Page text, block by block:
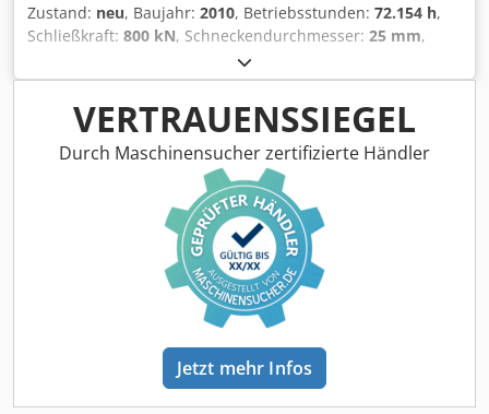
Zustand: neu, Baujahr: 2010, Betriebsstunden: 72.154 h,
Schließkraft: 800 kN, Schneckendurchmesser: 25 mm,
, ARBURG Allrounder 900 T 800-150
Lager-Nr.: 503576 Hersteller: ARBURG Typ: Allrounder 900
T 800-150 Steuerung: Baujahr: 2010 Betriebsstunden:
72154 h Technische Daten Schliessseite Schließkraft: 800
kN Holmmass h x v: 900 x 900 mm Einbauhöhe min.: 250
mm Plattenabstand max.: 550 mm Öffnungsweg: 300 mm
Größe Rundtisch D: 900 mm Auswerferhub: 150 mm
Auswerferkraft: 46 kN Zentrierung bewegliche Platte D: 90
mm Zentrierung feste Platte D: 90 mm Technische Daten
Spritzseite Schneckendurchmesser: 25 mm Hubvolumen:
54 ccm Spritzdruck: 2500 bar Schneckenlänge: 24 l/d
Schneckendrehmoment: 210 N Plastifizierstrom: 49 g/s PS
Einspritzstrom ins Freie: 80 g/s PS Abmessungen &
Gewicht Maschinenabmessungen LxBxH: 3.8m x 1.85m x
2.15m Gesamtgewicht: 5000KG Ausrüstung Bildschirmtext
deutsch Luftventil 1x Maschine mit Rundtisch Maschine
VERTRAUENSSIEGEL
Durch Maschinensucher zertifizierte Händler
Jetzt mehr Infos